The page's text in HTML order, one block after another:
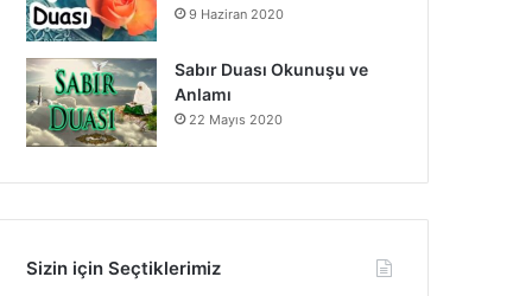
9 Haziran 2020
Sabır Duası Okunuşu ve
Anlamı
22 Mayıs 2020
Sizin için Seçtiklerimiz